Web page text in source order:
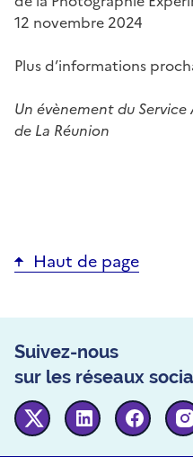
12 novembre 2024
Plus d’informations
Un évènement du
de La Réunion
Haut de page
Suivez-nous
sur les réseaux
Twitter Linkedin